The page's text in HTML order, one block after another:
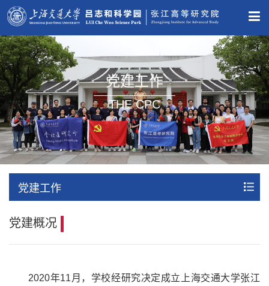
党建工作
THE CPC
党建工作
党建概况
2020年11月，学校经研究决定成立上海交通大学张江